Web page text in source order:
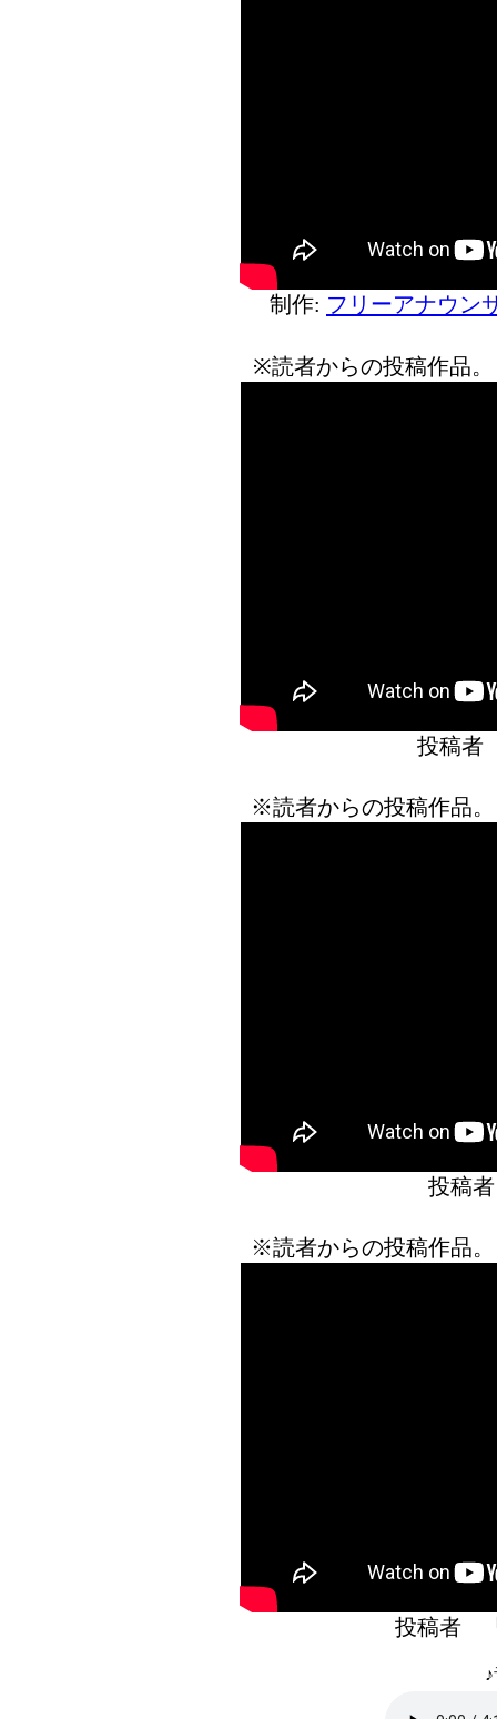
制作: フリーアナウン
※読者からの投稿作品
投稿
※読者からの投稿作品
投稿
※読者からの投稿作品
投稿者